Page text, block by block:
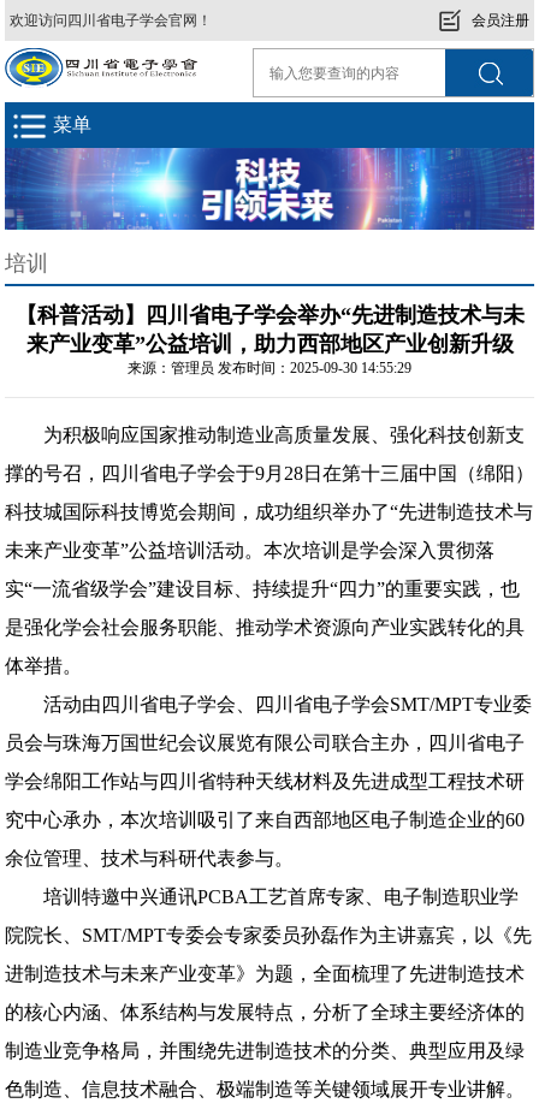
欢迎访问四川省电子学会官网！ 会员注册
菜单
培训
【科普活动】四川省电子学会举办“先进制造技术与未
来产业变革”公益培训，助力西部地区产业创新升级
来源：管理员 发布时间：2025-09-30 14:55:29
为积极响应国家推动制造业高质量发展、强化科技创新支
撑的号召，四川省电子学会于9月28日在第十三届中国（绵阳）
科技城国际科技博览会期间，成功组织举办了“先进制造技术与
未来产业变革”公益培训活动。本次培训是学会深入贯彻落
实“一流省级学会”建设目标、持续提升“四力”的重要实践，也
是强化学会社会服务职能、推动学术资源向产业实践转化的具
体举措。
活动由四川省电子学会、四川省电子学会SMT/MPT专业委
员会与珠海万国世纪会议展览有限公司联合主办，四川省电子
学会绵阳工作站与四川省特种天线材料及先进成型工程技术研
究中心承办，本次培训吸引了来自西部地区电子制造企业的60
余位管理、技术与科研代表参与。
培训特邀中兴通讯PCBA工艺首席专家、电子制造职业学
院院长、SMT/MPT专委会专家委员孙磊作为主讲嘉宾，以《先
进制造技术与未来产业变革》为题，全面梳理了先进制造技术
的核心内涵、体系结构与发展特点，分析了全球主要经济体的
制造业竞争格局，并围绕先进制造技术的分类、典型应用及绿
色制造、信息技术融合、极端制造等关键领域展开专业讲解。